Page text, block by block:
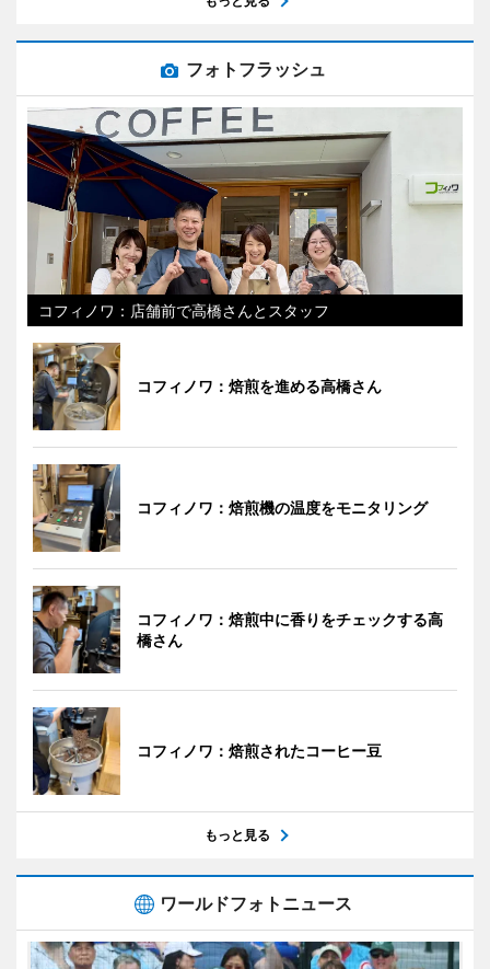
フォトフラッシュ
コフィノワ：店舗前で高橋さんとスタッフ
コフィノワ：焙煎を進める高橋さん
コフィノワ：焙煎機の温度をモニタリング
コフィノワ：焙煎中に香りをチェックする高
橋さん
コフィノワ：焙煎されたコーヒー豆
もっと見る
ワールドフォトニュース